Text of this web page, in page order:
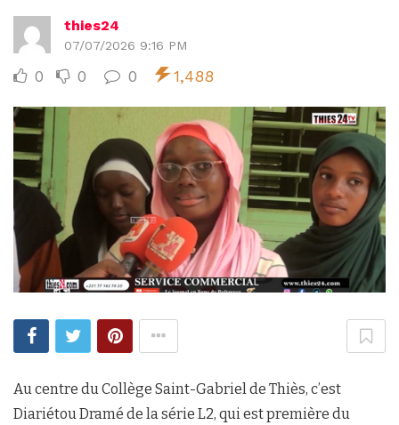
thies24
07/07/2026 9:16 PM
0 0 0 1,488
Au centre du Collège Saint-Gabriel de Thiès, c’est
Diariétou Dramé de la série L2, qui est première du